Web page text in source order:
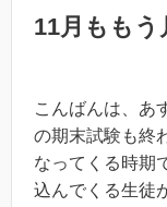
11月ももう
こんばんは、あ
の期末試験も終
なってくる時期
込んでくる生徒